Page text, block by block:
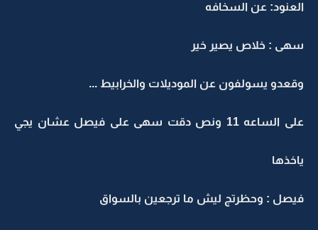
العنود: عن السخافه
سهى : خلاص يصير خير
وقعدو يسولفون عن الموديلات والخرابيط ...
على الساعه 11 ونص دقت سهى على فيصل عشان يجي
ياخذها
فيصل : وحظرتج ليش ما ترجعين بالسواق